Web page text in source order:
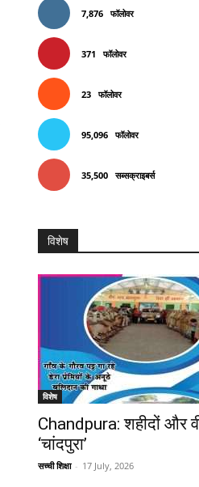
7,876 फॉलोवर
371 फॉलोवर
23 फॉलोवर
95,096 फॉलोवर
35,500 सब्सक्राइबर्स
विशेष
विशेष
Chandpura: शहीदों और
‘चांदपुरा’
सच्ची शिक्षा - 17 July, 2026